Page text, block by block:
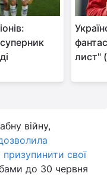
лист"
війну,
свої
до 30 червня